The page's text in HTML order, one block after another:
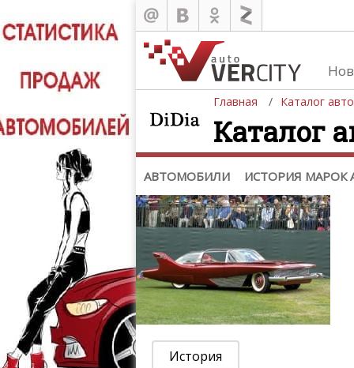
Главная Каталог
Каталог
АВТОМОБИЛИ ИСТОРИЯ МАРОК
Каталог
Автомобили
История марок автомобилей
История